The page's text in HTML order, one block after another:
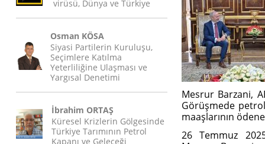
virüsü, Dünya ve Türkiye
Osman KÖSA
Siyasi Partilerin Kuruluşu,
Seçimlere Katılma
Yeterliliğine Ulaşması ve
Yargısal Denetimi
İbrahim ORTAŞ
Küresel Krizlerin Gölgesinde
Türkiye Tarımının Petrol
Kapanı ve Geleceği
Mesrur Barzani,
Görüşmede petrol
maaşlarının
26 Temmuz